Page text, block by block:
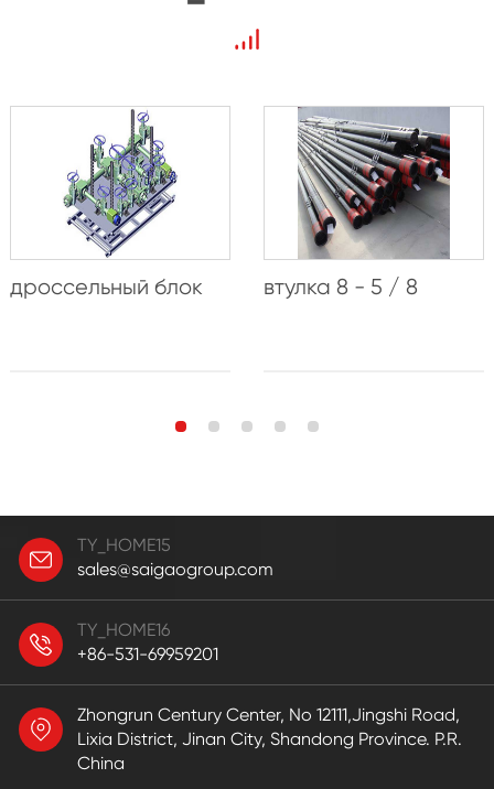
дроссельный блок втулка 8 - 5 / 8
TY_HOME15
sales@saigaogroup.com
TY_HOME16
+86-531-69959201
Zhongrun Century Center, No 12111,Jingshi Road,
Lixia District, Jinan City, Shandong Province. P.R.
China